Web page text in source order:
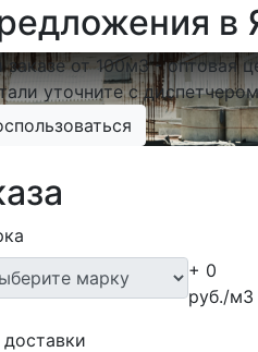
в
заказе от 100м3 - оптовая
уточните с
+ 0
руб./м3